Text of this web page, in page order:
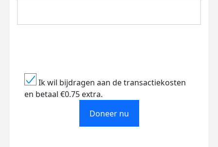
Ik wil bijdragen aan de transactiekosten
en betaal €0.75 extra.
Doneer nu